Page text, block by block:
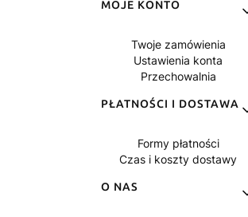
MOJE KONTO
Twoje zamówienia
Ustawienia konta
Przechowalnia
PŁATNOŚCI I DOSTAWA
Formy płatności
Czas i koszty dostawy
O NAS